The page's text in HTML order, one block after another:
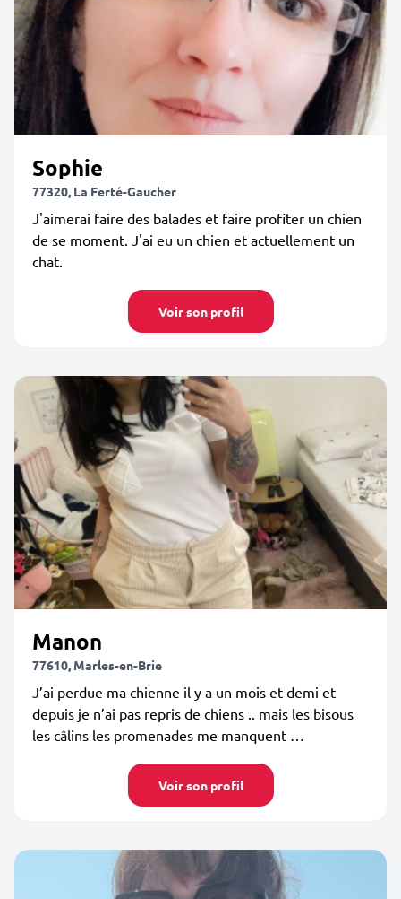
Sophie
77320, La Ferté-Gaucher
J'aimerai faire des balades et faire profiter un chien
de se moment. J'ai eu un chien et actuellement un
chat.
Voir son profil
Manon
77610, Marles-en-Brie
J’ai perdue ma chienne il y a un mois et demi et
depuis je n’ai pas repris de chiens .. mais les bisous
les câlins les promenades me manquent …
Voir son profil